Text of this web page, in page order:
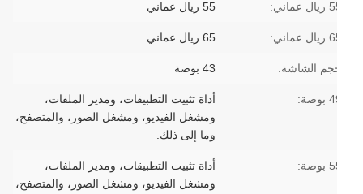
الشاشة:
أداة تثبيت التطبيقات، ومدير الملفات،
ومشغل الفيديو، ومشغل الصور، والمتصفح،
وما إلى ذلك.
أداة تثبيت التطبيقات، ومدير الملفات،
ومشغل الفيديو، ومشغل الصور، والمتصفح،